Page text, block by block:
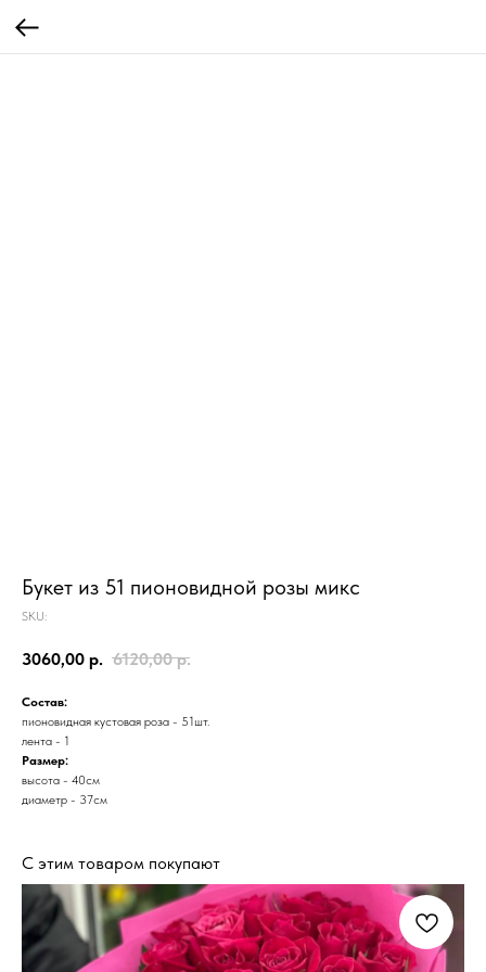
Букет из 51 пионовидной розы микс
SKU:
3060,00 р. 6120,00 р.
Состав:
пионовидная кустовая роза - 51шт.
лента - 1
Размер:
высота - 40см
диаметр - 37см
С этим товаром покупают